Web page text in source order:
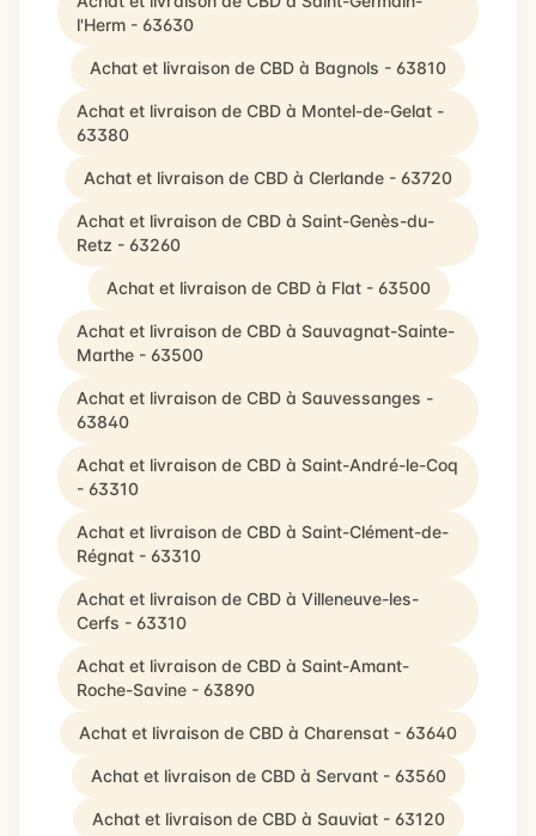
l'Herm - 63630
Achat et livraison de CBD à Bagnols - 63810
Achat et livraison de CBD à Montel-de-Gelat -
63380
Achat et livraison de CBD à Clerlande - 63720
Achat et livraison de CBD à Saint-Genès-du-
Retz - 63260
Achat et livraison de CBD à Flat - 63500
Achat et livraison de CBD à Sauvagnat-Sainte-
Marthe - 63500
Achat et livraison de CBD à Sauvessanges -
63840
Achat et livraison de CBD à Saint-André-le-Coq
- 63310
Achat et livraison de CBD à Saint-Clément-de-
Régnat - 63310
Achat et livraison de CBD à Villeneuve-les-
Cerfs - 63310
Achat et livraison de CBD à Saint-Amant-
Roche-Savine - 63890
Achat et livraison de CBD à Charensat - 63640
Achat et livraison de CBD à Servant - 63560
Achat et livraison de CBD à Sauviat - 63120